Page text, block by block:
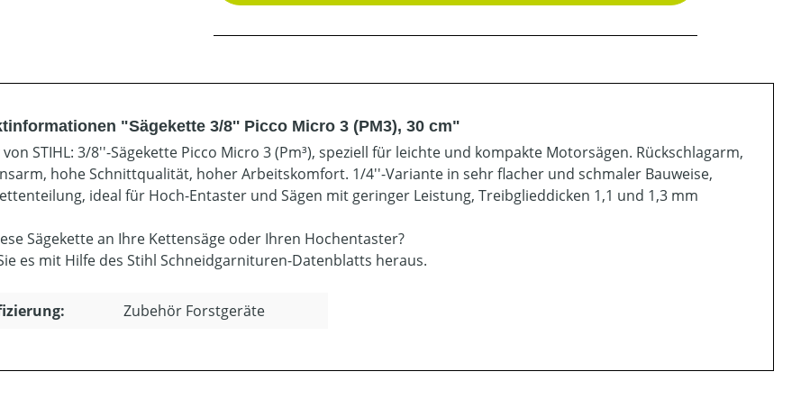
"Sägekette 3/8'' Picco Micro 3 (PM3), 30 cm"
von STIHL: 3/8''-Sägekette Picco Micro 3 (Pm³), speziell für leichte und kompakte Motorsägen. Rückschlagarm,
hohe Schnittqualität, hoher Arbeitskomfort. 1/4''-Variante in sehr flacher und schmaler Bauweise,
ideal für Hoch-Entaster und Sägen mit geringer Leistung, Treibglieddicken 1,1 und 1,3 mm
Sägekette an Ihre Kettensäge oder Ihren Hochentaster?
es mit Hilfe des Stihl Schneidgarnituren-Datenblatts heraus.
Zubehör Forstgeräte